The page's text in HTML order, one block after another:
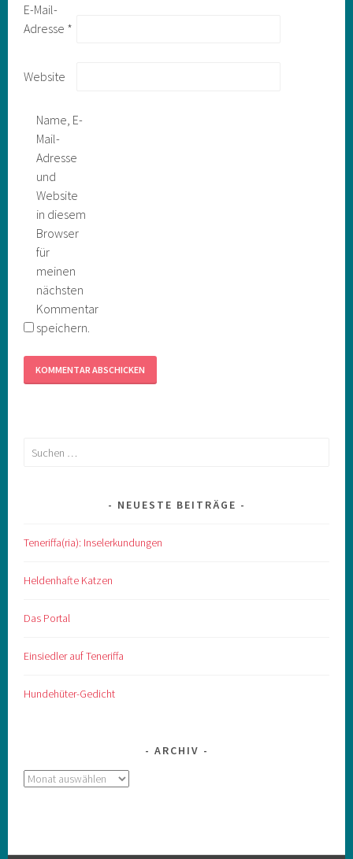
E-Mail-
Adresse *
Website
Name, E-
Mail-
Adresse
und
Website
in diesem
Browser
für
meinen
nächsten
Kommentar
speichern.
Suchen
NEUESTE BEITRÄGE
Teneriffa(ria): Inselerkundungen
Heldenhafte Katzen
Das Portal
Einsiedler auf Teneriffa
Hundehüter-Gedicht
ARCHIV
Archiv